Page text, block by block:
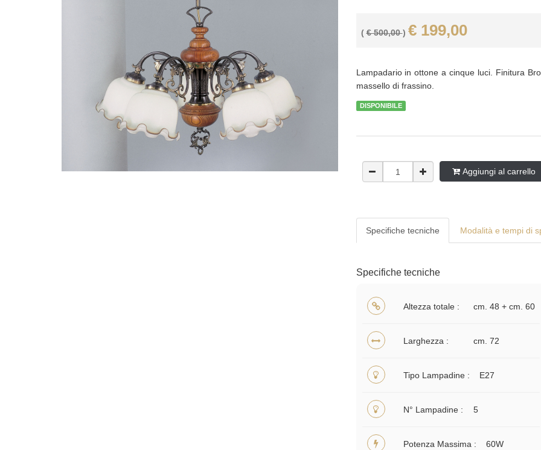
(€ 500,00) € 199,00
Lampadario in ottone a cinque luci. Finitura
massello di frassino.
DISPONIBILE
Aggiungi al carrello
Specifiche tecniche Modalità e tempi di
Specifiche tecniche
Altezza totale cm. 48 + cm. 60
Larghezza cm. 72
Tipo Lampadine E27
N° Lampadine 5
Potenza Massima 60W